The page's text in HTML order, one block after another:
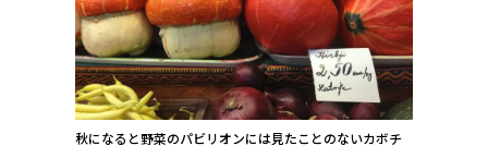
秋になると野菜のパビリオンには見たことのないカボチ